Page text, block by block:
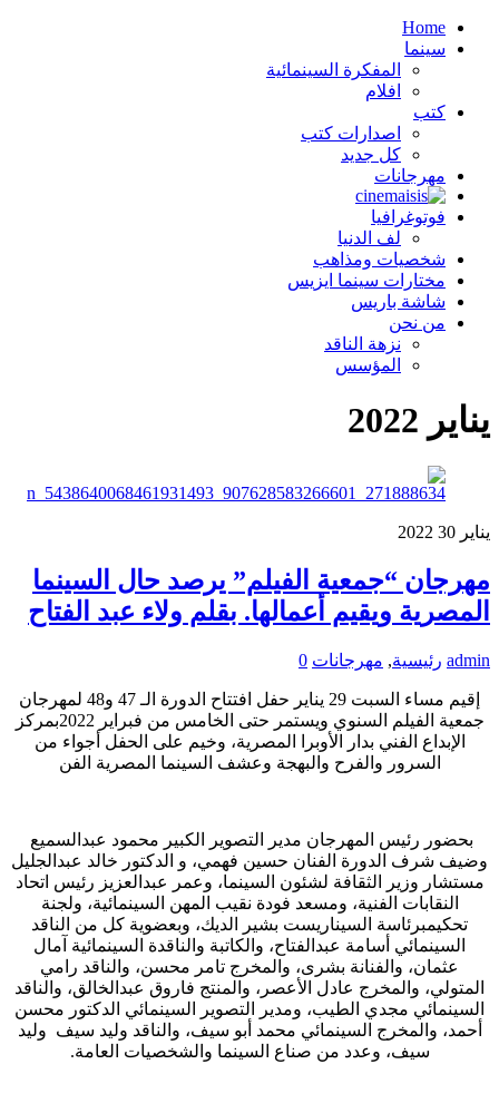
Home
سينما
المفكرة السينمائية
افلام
كتب
اصدارات كتب
كل جديد
مهرجانات
فوتوغرافيا
لف الدنيا
شخصيات ومذاهب
مختارات سينما ايزيس
شاشة باريس
من نحن
نزهة الناقد
المؤسس
يناير 2022
يناير 30
2022
مهرجان “جمعية الفيلم” يرصد حال السينما
المصرية ويقيم أعمالها. بقلم ولاء عبد الفتاح
admin رئيسية, مهرجانات 0
إقيم مساء السبت 29 يناير حفل افتتاح الدورة الـ 47 و48 لمهرجان
جمعية الفيلم السنوي ويستمر حتى الخامس من فبراير 2022بمركز
الإبداع الفني بدار الأوبرا المصرية، وخيم على الحفل أجواء من
السرور والفرح والبهجة وعشف السينما المصرية الفن
بحضور رئيس المهرجان مدير التصوير الكبير محمود عبدالسميع
وضيف شرف الدورة الفنان حسين فهمي، و الدكتور خالد عبدالجليل
مستشار وزير الثقافة لشئون السينما، وعمر عبدالعزيز رئيس اتحاد
النقابات الفنية، ومسعد فودة نقيب المهن السينمائية، ولجنة
تحكيمبرئاسة السيناريست بشير الديك، وبعضوية كل من الناقد
السينمائي أسامة عبدالفتاح، والكاتبة والناقدة السينمائية آمال
عثمان، والفنانة بشرى، والمخرج تامر محسن، والناقد رامي
المتولي، والمخرج عادل الأعصر، والمنتج فاروق عبدالخالق، والناقد
السينمائي مجدي الطيب، ومدير التصوير السينمائي الدكتور محسن
أحمد، والمخرج السينمائي محمد أبو سيف، والناقد وليد سيف وليد
سيف، وعدد من صناع السينما والشخصيات العامة.